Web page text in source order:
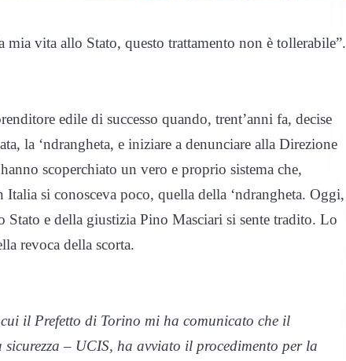
vita allo Stato, questo trattamento non è tollerabile”.
edile di successo quando, trent’anni fa, decise
la ‘ndrangheta, e iniziare a denunciare alla Direzione
scoperchiato un vero e proprio sistema che,
si conosceva poco, quella della ‘ndrangheta. Oggi,
e della giustizia Pino Masciari si sente tradito. Lo
revoca della scorta.
il Prefetto di Torino mi ha comunicato che il
– UCIS, ha avviato il procedimento per la